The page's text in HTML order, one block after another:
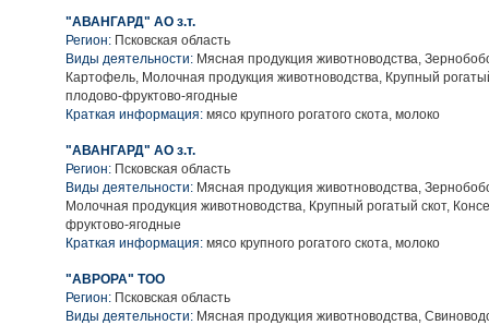
"АВАНГАРД" АО з.т.
Регион: Псковская область
Виды деятельности: Мясная продукция животноводства,
Картофель, Молочная продукция животноводства, Крупный
плодово-фруктово-ягодные
Краткая информация: мясо крупного рогатого скота, молоко
"АВАНГАРД" АО з.т.
Регион: Псковская область
Виды деятельности: Мясная продукция животноводства,
Молочная продукция животноводства, Крупный рогатый скот,
фруктово-ягодные
Краткая информация: мясо крупного рогатого скота, молоко
"АВРОРА" ТОО
Регион: Псковская область
Виды деятельности: Мясная продукция животноводства,